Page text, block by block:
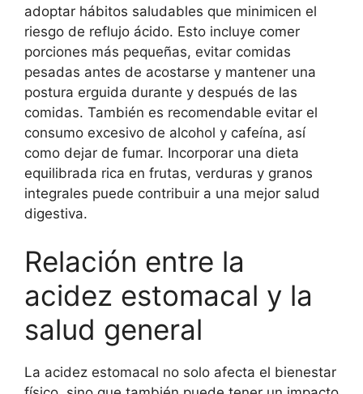
adoptar hábitos saludables que minimicen el
riesgo de reflujo ácido. Esto incluye comer
porciones más pequeñas, evitar comidas
pesadas antes de acostarse y mantener una
postura erguida durante y después de las
comidas. También es recomendable evitar el
consumo excesivo de alcohol y cafeína, así
como dejar de fumar. Incorporar una dieta
equilibrada rica en frutas, verduras y granos
integrales puede contribuir a una mejor salud
digestiva.
Relación entre la
acidez estomacal y la
salud general
La acidez estomacal no solo afecta el bienestar